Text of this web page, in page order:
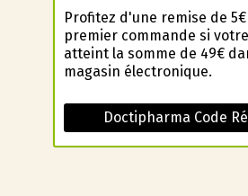
Profitez d'une remise de
premier commande si
atteint la somme de 49€
magasin électronique.
Doctipharma Code